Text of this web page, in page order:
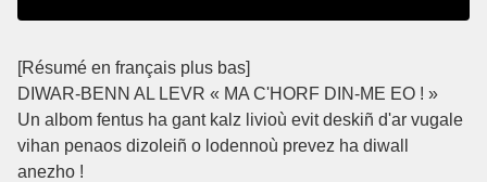
[Résumé en français plus bas]
DIWAR-BENN AL LEVR « MA C'HORF DIN-ME EO ! »
Un albom fentus ha gant kalz livioù evit deskiñ d'ar vugale
vihan penaos dizoleiñ o lodennoù prevez ha diwall
anezho !